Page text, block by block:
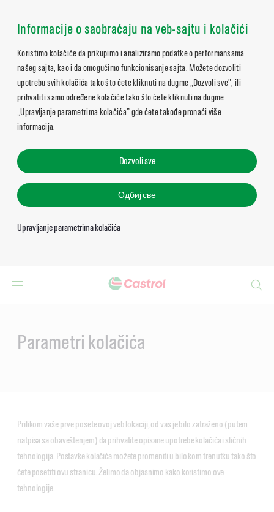
Informacije o saobraćaju na veb-sajtu i kolačići
Koristimo kolačiće da prikupimo i analiziramo podatke o performansama
našeg sajta, kao i da omogućimo funkcionisanje sajta. Možete dozvoliti
upotrebu svih kolačića tako što ćete kliknuti na dugme „Dozvoli sve”, ili
prihvatiti samo određene kolačiće tako što ćete kliknuti na dugme
„Upravljanje parametrima kolačića” gde ćete takođe pronaći više
informacija.
Dozvoli sve
Одбиј све
Upravljanje parametrima kolačića
Parametri kolačića
Prilikom vaše prve posete ovoj veb lokaciji, od vas je bilo zatraženo (putem
natpisa sa obaveštenjem) da prihvatite opisane upotrebe kolačića i sličnih
tehnologija. Postavke kolačića možete promeniti u bilo kom trenutku tako što
ćete posetiti ovu stranicu. Želimo da objasnimo kako koristimo ove
tehnologije.